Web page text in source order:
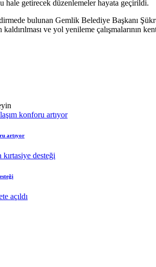
hale getirecek düzenlemeler hayata geçirildi.
bulunan Gemlik Belediye Başkanı
kaldırılması ve yol yenileme
artıyor